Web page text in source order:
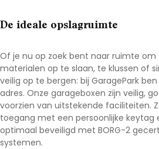
De ideale opslagruimte
Of je nu op zoek bent naar ruimte
materialen op te slaan, te klussen of
veilig op te bergen: bij GaragePark
adres. Onze garageboxen zijn veilig,
voorzien van uitstekende faciliteiten.
toegang met een persoonlijke keytag
optimaal beveiligd met BORG-2
systemen.